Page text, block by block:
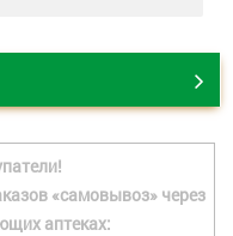
«самовывоз» через
аптеках: